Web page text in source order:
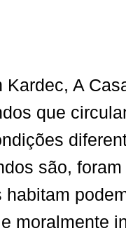
Kardec, A
que
são,
moralmente